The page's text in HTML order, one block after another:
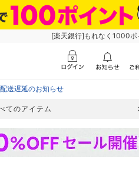
[楽天銀行]もれなく1000ポ
送遅延のお知らせ
てのアイテム